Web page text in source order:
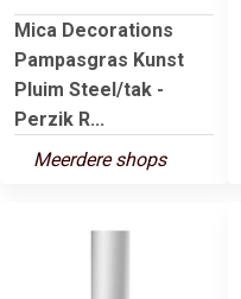
Mica Decorations
Pampasgras Kunst
Pluim Steel/tak -
Perzik R...
Meerdere shops